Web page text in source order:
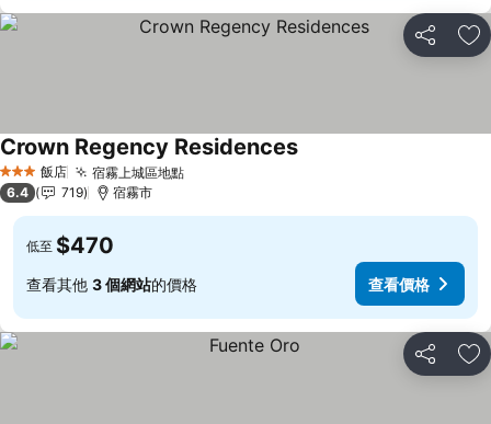
分享 加
3 星級 飯店 宿霧上城區地點查看價格
Crown Regency Residences查看價格
6.4 719 宿霧市
低至 $470
查看其他 3 個網站的價格 查看價格
分享 加